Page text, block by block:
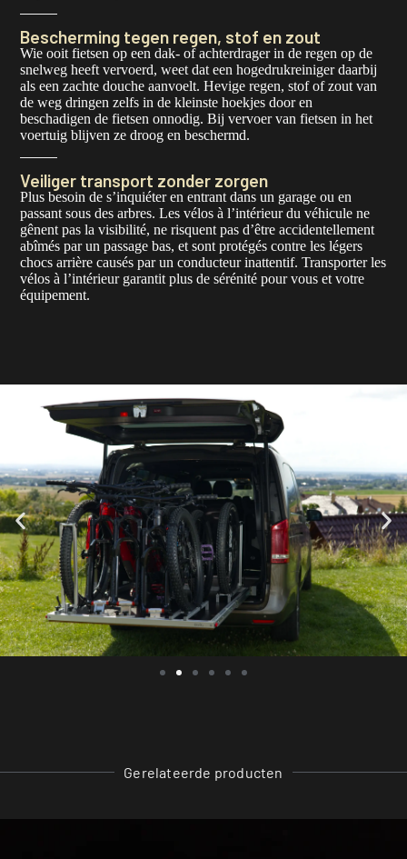
Bescherming tegen regen, stof en zout
Wie ooit fietsen op een dak- of achterdrager in de regen op de
snelweg heeft vervoerd, weet dat een hogedrukreiniger daarbij
als een zachte douche aanvoelt. Hevige regen, stof of zout van
de weg dringen zelfs in de kleinste hoekjes door en
beschadigen de fietsen onnodig. Bij vervoer van fietsen in het
voertuig blijven ze droog en beschermd.
Veiliger transport zonder zorgen
Plus besoin de s’inquiéter en entrant dans un garage ou en
passant sous des arbres. Les vélos à l’intérieur du véhicule ne
gênent pas la visibilité, ne risquent pas d’être accidentellement
abîmés par un passage bas, et sont protégés contre les légers
chocs arrière causés par un conducteur inattentif. Transporter les
vélos à l’intérieur garantit plus de sérénité pour vous et votre
équipement.
Gerelateerde producten